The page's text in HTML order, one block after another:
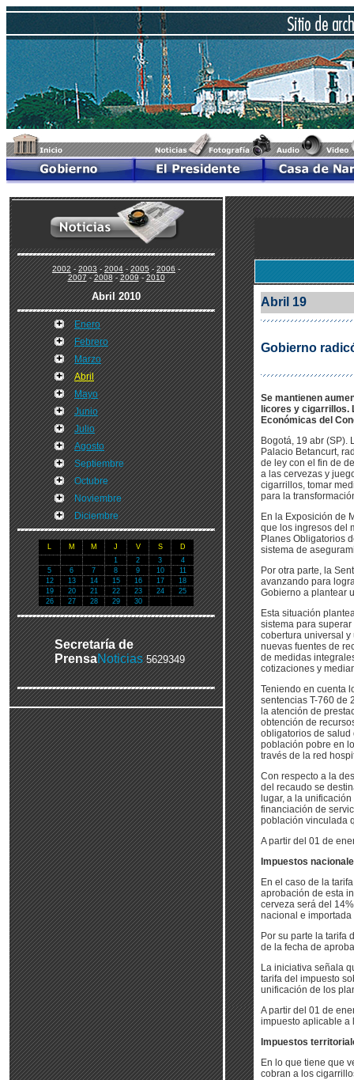
2002-2003-2004-2005-2006-
2007-2008-2009-2010
Abril 2010
Enero
Febrero
Marzo
Abril
Mayo
Junio
Julio
Agosto
Septiembre
Octubre
Noviembre
Diciembre
L M M J V S
D
1
2 3
4
5
6 7 8 9 10
11
12
13 14 15 16 17
18
19
20 21 22 23 24
25
26
27 28 29 30
Secretaría de
PrensaNoticias 5629349
Abril 19
Gobierno
Se mantienen
licores y cigarrillos.
Económicas del
Bogotá, 19 abr (SP).
Palacio Betancurt,
de ley con el fin de
a las cervezas y
cigarrillos, tomar
para la
En la Exposición de
que los ingresos del
Planes Obligatorios
sistema de
Por otra parte, la
avanzando para
Gobierno a plantear
Esta situación
sistema para
cobertura universal
nuevas fuentes de
de medidas
cotizaciones y
Teniendo en cuenta
sentencias T-760 de
la atención de
obtención de
obligatorios de salud
población pobre en
través de la red
Con respecto a la
del recaudo se
lugar, a la
financiación de
población vinculada
A partir del 01 de
Impuestos
En el caso de la
aprobación de esta
cerveza será del
nacional e
Por su parte la tarifa
de la fecha de
La iniciativa señala
tarifa del impuesto
unificación de los
A partir del 01 de
impuesto aplicable a
Impuestos
En lo que tiene que
cobran a los